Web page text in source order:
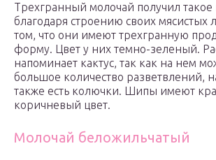
Трехгранный молочай получил такое
благодаря строению своих мясистых
том, что они имеют трехгранную
форму. Цвет у них темно-зеленый.
напоминает кактус, так как на нем
большое количество разветвлений,
также есть колючки. Шипы имеют
коричневый цвет.
Молочай беложильчатый